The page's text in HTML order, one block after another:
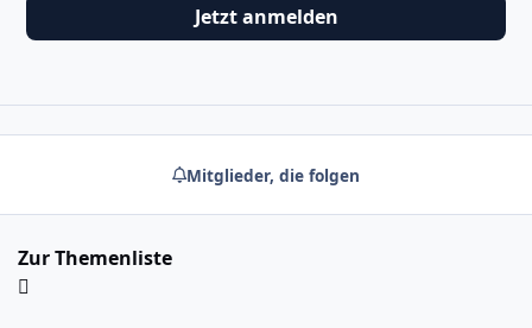
Jetzt anmelden
Mitglieder, die folgen
Zur Themenliste